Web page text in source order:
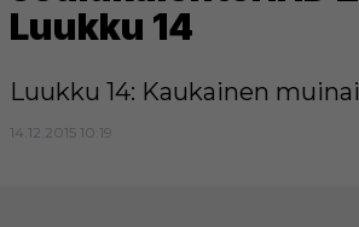
Luukku 14
Luukku 14: Kaukainen
14.12.2015 10:19